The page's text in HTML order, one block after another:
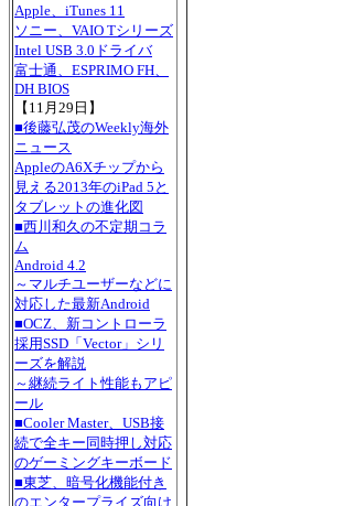
Apple、iTunes 11
ソニー、VAIO Tシリーズ
Intel USB 3.0ドライバ
富士通、ESPRIMO FH、
DH BIOS
【11月29日】
■後藤弘茂のWeekly海外
ニュース
AppleのA6Xチップから
見える2013年のiPad 5と
タブレットの進化図
■西川和久の不定期コラ
ム
Android 4.2
～マルチユーザーなどに
対応した最新Android
■OCZ、新コントローラ
採用SSD「Vector」シリ
ーズを解説
～継続ライト性能もアピ
ール
■Cooler Master、USB接
続で全キー同時押し対応
のゲーミングキーボード
■東芝、暗号化機能付き
のエンタープライズ向け